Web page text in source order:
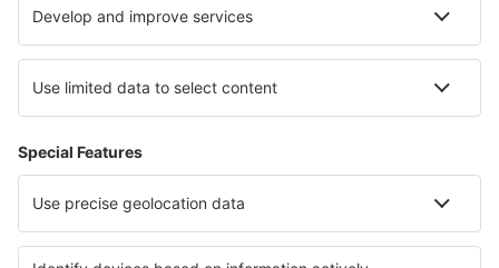
Ubytování v Chorvatsku Ubytování in Andalusia
Ubytování v Les Menuires Ubytování na Costa Vasca